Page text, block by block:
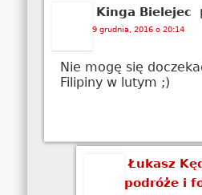
Kinga Bielejec
9 grudnia, 2016 o 20:14
Nie mogę się
Filipiny w lutym ;)
Łukasz
podróże i